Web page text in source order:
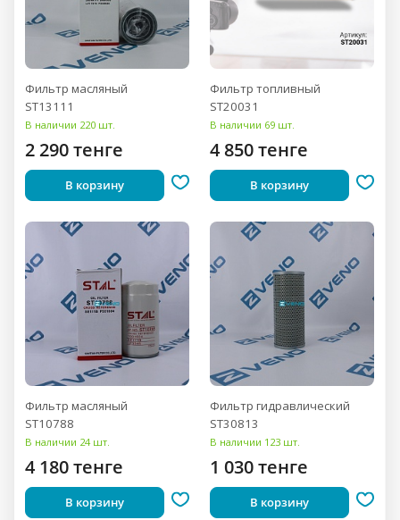
Фильтр масляный
ST13111
В наличии 220 шт.
2 290 тенге
В корзину
Фильтр топливный
ST20031
В наличии 69 шт.
4 850 тенге
В корзину
Фильтр масляный
ST10788
В наличии 24 шт.
4 180 тенге
В корзину
Фильтр гидравлический
ST30813
В наличии 123 шт.
1 030 тенге
В корзину